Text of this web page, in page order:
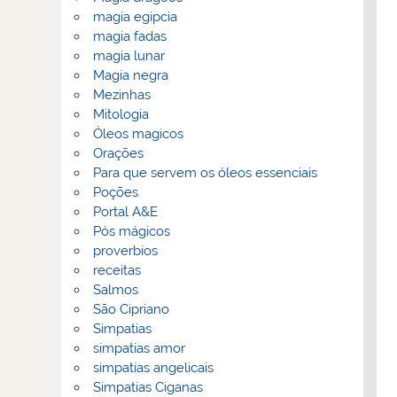
magia egipcia
magia fadas
magia lunar
Magia negra
Mezinhas
Mitologia
Óleos magicos
Orações
Para que servem os óleos essenciais
Poções
Portal A&E
Pós mágicos
proverbios
receitas
Salmos
São Cipriano
Simpatias
simpatias amor
simpatias angelicais
Simpatias Ciganas